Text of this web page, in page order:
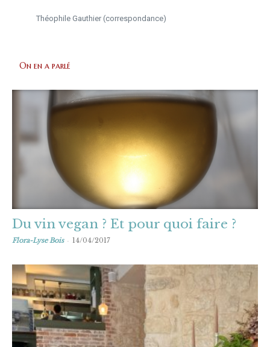
Théophile Gauthier (correspondance)
On en a parlé
Du vin vegan ? Et pour quoi faire ?
Flora-Lyse Bois - 14/04/2017